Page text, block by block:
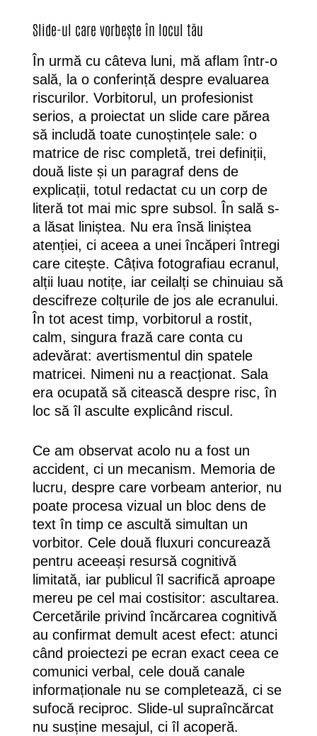
Slide-ul care vorbește în locul tău
În urmă cu câteva luni, mă aflam într-o
sală, la o conferință despre evaluarea
riscurilor. Vorbitorul, un profesionist
serios, a proiectat un slide care părea
să includă toate cunoștințele sale: o
matrice de risc completă, trei definiții,
două liste și un paragraf dens de
explicații, totul redactat cu un corp de
literă tot mai mic spre subsol. În sală s-
a lăsat liniștea. Nu era însă liniștea
atenției, ci aceea a unei încăperi întregi
care citește. Câțiva fotografiau ecranul,
alții luau notițe, iar ceilalți se chinuiau să
descifreze colțurile de jos ale ecranului.
În tot acest timp, vorbitorul a rostit,
calm, singura frază care conta cu
adevărat: avertismentul din spatele
matricei. Nimeni nu a reacționat. Sala
era ocupată să citească despre risc, în
loc să îl asculte explicând riscul.
Ce am observat acolo nu a fost un
accident, ci un mecanism. Memoria de
lucru, despre care vorbeam anterior, nu
poate procesa vizual un bloc dens de
text în timp ce ascultă simultan un
vorbitor. Cele două fluxuri concurează
pentru aceeași resursă cognitivă
limitată, iar publicul îl sacrifică aproape
mereu pe cel mai costisitor: ascultarea.
Cercetările privind încărcarea cognitivă
au confirmat demult acest efect: atunci
când proiectezi pe ecran exact ceea ce
comunici verbal, cele două canale
informaționale nu se completează, ci se
sufocă reciproc. Slide-ul supraîncărcat
nu susține mesajul, ci îl acoperă.